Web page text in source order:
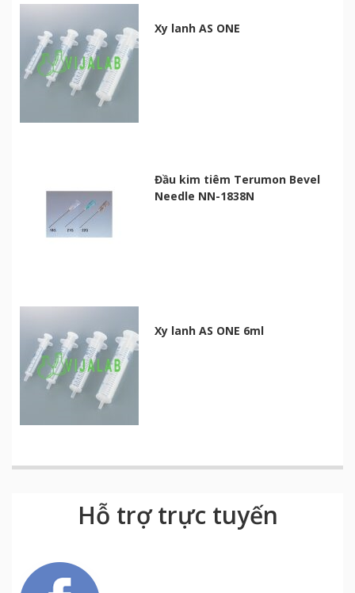
Xy lanh AS ONE
Đầu kim tiêm Terumon Bevel
Needle NN-1838N
Xy lanh AS ONE 6ml
Hỗ trợ trực tuyến